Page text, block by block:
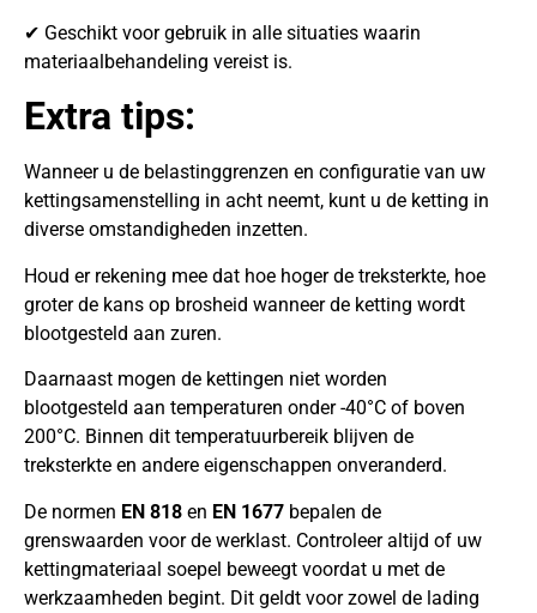
✔ Geschikt voor gebruik in alle situaties waarin
materiaalbehandeling vereist is.
Extra tips:
Wanneer u de belastinggrenzen en configuratie van uw
kettingsamenstelling in acht neemt, kunt u de ketting in
diverse omstandigheden inzetten.
Houd er rekening mee dat hoe hoger de treksterkte, hoe
groter de kans op brosheid wanneer de ketting wordt
blootgesteld aan zuren.
Daarnaast mogen de kettingen niet worden
blootgesteld aan temperaturen onder -40°C of boven
200°C. Binnen dit temperatuurbereik blijven de
treksterkte en andere eigenschappen onveranderd.
De normen EN 818 en EN 1677 bepalen de
grenswaarden voor de werklast. Controleer altijd of uw
kettingmateriaal soepel beweegt voordat u met de
werkzaamheden begint. Dit geldt voor zowel de lading